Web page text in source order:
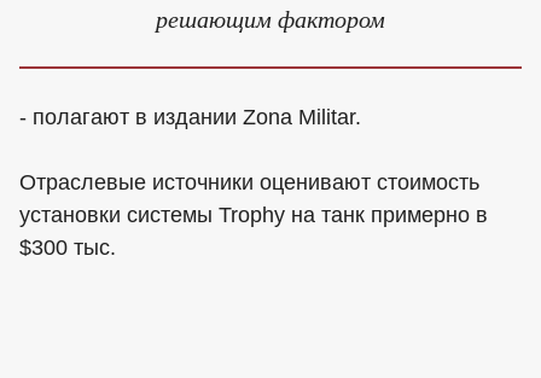
решающим фактором
- полагают в издании Zona Militar.
Отраслевые источники оценивают стоимость
установки системы Trophy на танк примерно в
$300 тыс.